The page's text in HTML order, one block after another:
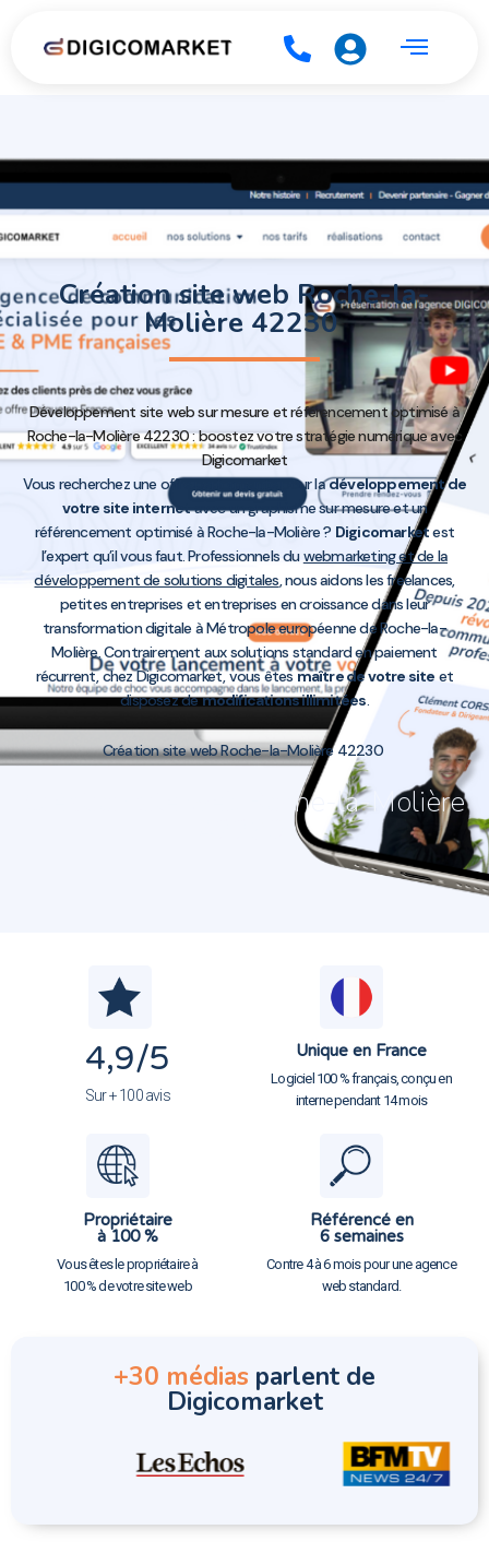
Création site web Roche-la-
Molière 42230
Développement site web sur mesure et référencement optimisé à
Roche-la-Molière 42230 : boostez votre stratégie numérique avec
Digicomarket
Vous recherchez une offre performante pour ladéveloppement de
votre site internetavec un graphisme sur mesure et un
référencement optimisé à Roche-la-Molière ? Digicomarketest
l’expert qu’il vous faut. Professionnels duwebmarketing et de la
développement de solutions digitales , nous aidons les freelances,
petites entreprises et entreprises en croissance dans leur
transformation digitale à Métropole européenne de Roche-la-
Molière. Contrairement aux solutions standard en paiement
récurrent, chez Digicomarket, vous êtesmaître de votre site et
disposez demodifications illimitées
Création site web Roche-la-Molière 42230
Création site web Roche-la-Molière
4,9/5
Sur + 100 avis
Unique en France
Logiciel 100 % français, conçu en
interne pendant 14 mois
Propriétaire
à 100 %
Vous êtes le propriétaire à
100 % de votre site web
Référencé en
6 semaines
Contre 4 à 6 mois pour une agence
web standard.
+30 médias parlent de
Digicomarket